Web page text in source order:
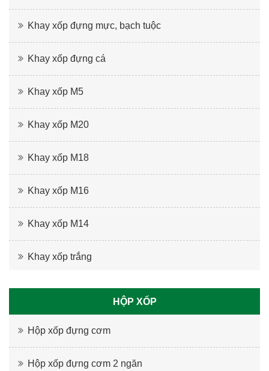
Khay xốp đựng mực, bạch tuộc
Khay xốp đựng cá
Khay xốp M5
Khay xốp M20
Khay xốp M18
Khay xốp M16
Khay xốp M14
Khay xốp trắng
HỘP XỐP
Hộp xốp đựng cơm
Hộp xốp đựng cơm 2 ngăn